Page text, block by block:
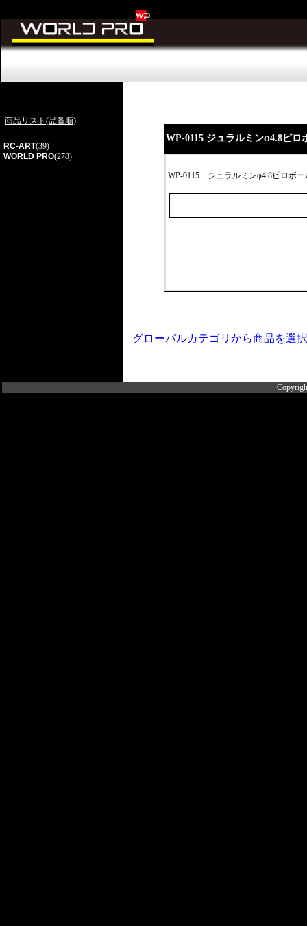
商品リスト(品番順)
RC-ART(39)
WORLD PRO(278)
WP-0115 ジュラルミンφ4.8ピ
WP-0115 ジュラルミンφ4.8ピロボ
グローバルカテゴリから商品を選択